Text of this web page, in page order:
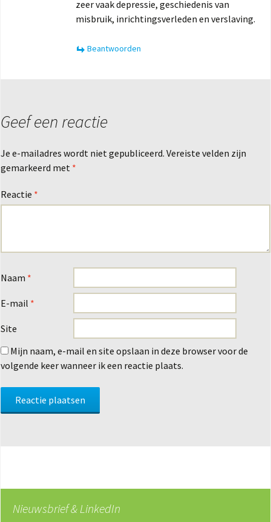
zeer vaak depressie, geschiedenis van
misbruik, inrichtingsverleden en verslaving.
Beantwoorden
Geef een reactie
Je e-mailadres wordt niet gepubliceerd. Vereiste velden zijn
gemarkeerd met *
Reactie *
Naam *
E-mail *
Site
Mijn naam, e-mail en site opslaan in deze browser voor de
volgende keer wanneer ik een reactie plaats.
Nieuwsbrief & LinkedIn